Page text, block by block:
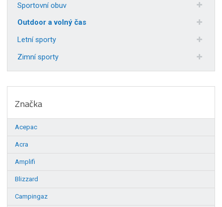
Sportovní obuv
Outdoor a volný čas
Letní sporty
Zimní sporty
Značka
Acepac
Acra
Amplifi
Blizzard
Campingaz